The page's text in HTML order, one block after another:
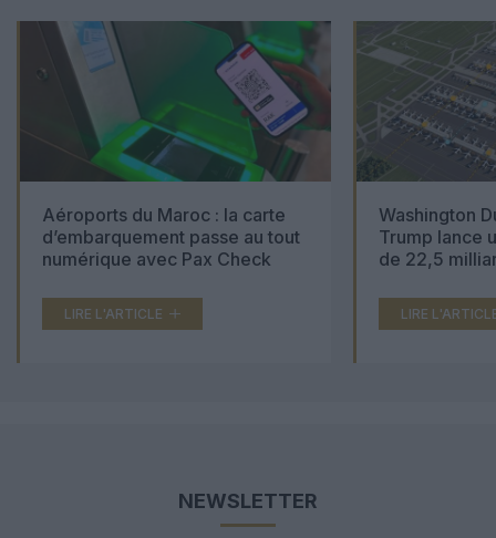
Aéroports du Maroc : la carte
d’embarquement passe au tout
numérique avec Pax Check
LIRE L'ARTICLE
Washington
Trump lance
de 22,5
LIRE
NEWSLETTER